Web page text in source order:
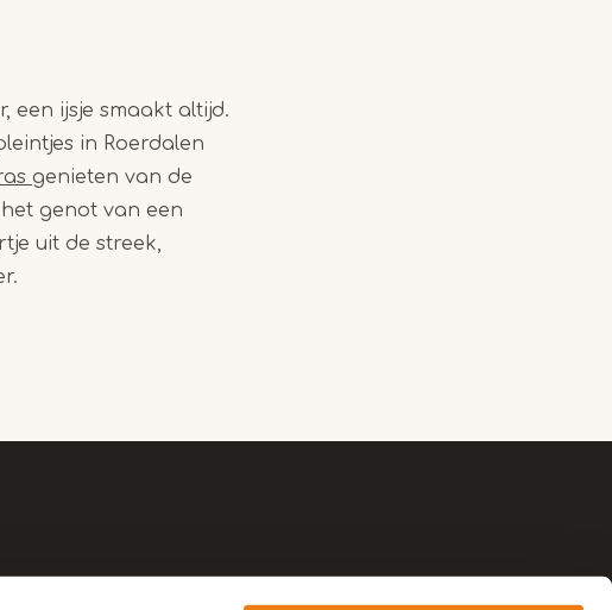
genieten van de
genot van een
uit de streek,